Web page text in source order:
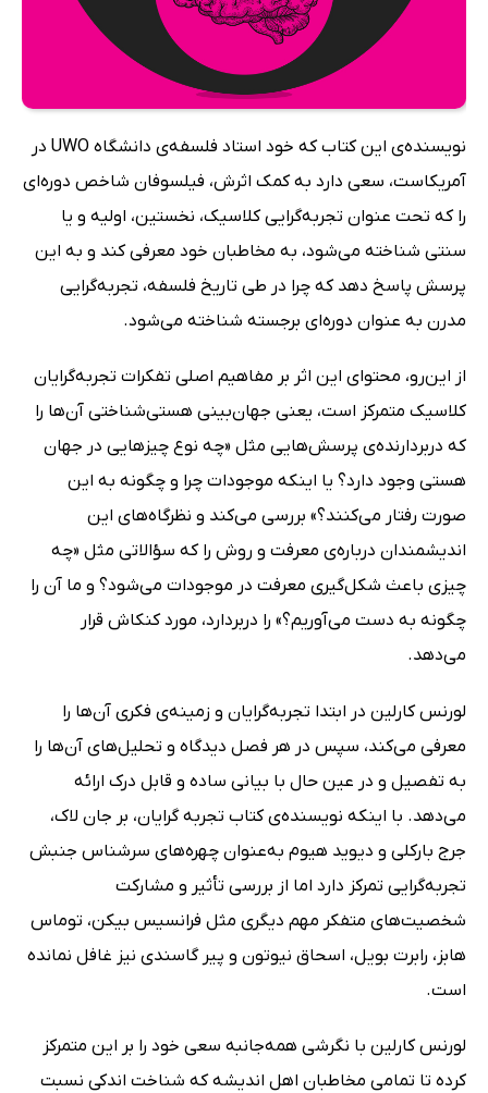
نویسنده‌ی این کتاب که خود استاد فلسفه‌ی دانشگاه UWO در
آمریکاست، سعی دارد به کمک اثرش، فیلسوفان شاخص دوره‌ای
را که تحت عنوان تجربه‌گرایی کلاسیک، نخستین، اولیه و یا
سنتی شناخته می‌شود، به مخاطبان خود معرفی کند و به این
پرسش پاسخ دهد که چرا در طی تاریخ فلسفه، تجربه‌گرایی
مدرن به عنوان دوره‌ای برجسته شناخته می‌شود.
از این‌رو، محتوای این اثر بر مفاهیم اصلی تفکرات تجربه‌گرایان
کلاسیک متمرکز است، یعنی جهان‌بینی هستی‌شناختی آن‌ها را
که دربردارنده‌ی پرسش‌هایی مثل «چه نوع چیزهایی در جهان
هستی وجود دارد؟ یا اینکه موجودات چرا و چگونه به این
صورت رفتار می‌کنند؟» بررسی می‌کند و نظرگاه‌های این
اندیشمندان درباره‌ی معرفت و روش را که سؤالاتی مثل «چه
چیزی باعث شکل‌گیری معرفت در موجودات می‌شود؟ و ما آن را
چگونه به دست می‌آوریم؟» را دربردارد، مورد کنکاش قرار
می‌دهد.
لورنس کارلین در ابتدا تجربه‌گرایان و زمینه‌ی فکری آن‌ها را
معرفی می‌کند، سپس در هر فصل دیدگاه و تحلیل‌های آن‌ها را
به تفصیل و در عین حال با بیانی ساده و قابل درک ارائه
می‌دهد. با اینکه نویسنده‌ی کتاب تجربه گرایان، بر جان لاک،
جرج بارکلی و دیوید هیوم به‌عنوان چهره‌های سرشناس جنبش
تجربه‌گرایی تمرکز دارد اما از بررسی تأثیر و مشارکت
شخصیت‌های متفکر مهم دیگری مثل فرانسیس بیکن، توماس
هابز، رابرت بویل، اسحاق نیوتون و پیر گاسندی نیز غافل نمانده
است.
لورنس کارلین با نگرشی همه‌جانبه سعی خود را بر این متمرکز
کرده تا تمامی مخاطبان اهل اندیشه که شناخت اندکی نسبت